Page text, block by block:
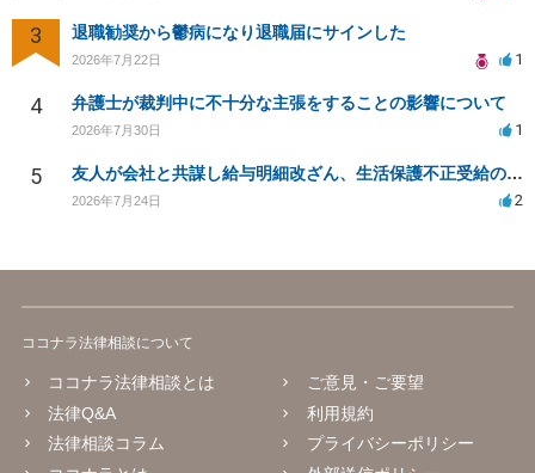
3 退職勧奨から鬱病になり退職届にサインした
2026年7月22日 1
4 弁護士が裁判中に不十分な主張をすることの影響について
2026年7月30日 1
5 友人が会社と共謀し給与明細改ざん、生活保護不正受給の法的影響は？
2026年7月24日 2
ココナラ法律相談について
ココナラ法律相談とは
法律Q&A
法律相談コラム
ご意見・ご要望
利用規約
プライバシーポリシー